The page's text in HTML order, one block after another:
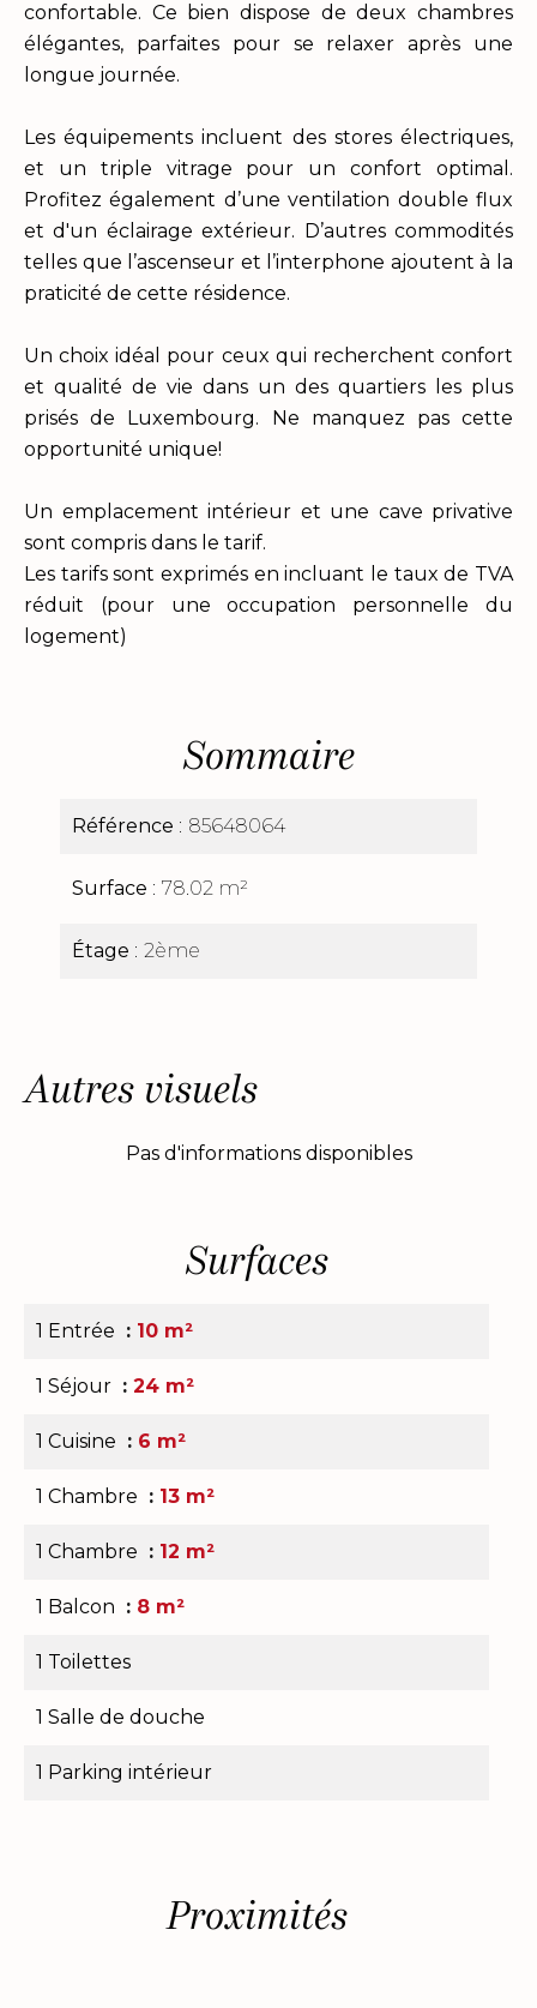
confortable. Ce bien dispose de deux chambres
élégantes, parfaites pour se relaxer après une
longue journée.
Les équipements incluent des stores électriques,
et un triple vitrage pour un confort optimal.
Profitez également d’une ventilation double flux
et d'un éclairage extérieur. D’autres commodités
telles que l’ascenseur et l’interphone ajoutent à la
praticité de cette résidence.
Un choix idéal pour ceux qui recherchent confort
et qualité de vie dans un des quartiers les plus
prisés de Luxembourg. Ne manquez pas cette
opportunité unique!
Un emplacement intérieur et une cave privative
sont compris dans le tarif.
Les tarifs sont exprimés en incluant le taux de TVA
réduit (pour une occupation personnelle du
logement)
Sommaire
Référence 85648064
Surface 78.02 m²
Étage 2ème
Autres visuels
Pas d'informations disponibles
Surfaces
1 Entrée 10 m²
1 Séjour 24 m²
1 Cuisine 6 m²
1 Chambre 13 m²
1 Chambre 12 m²
1 Balcon 8 m²
1 Toilettes
1 Salle de douche
1 Parking intérieur
Proximités